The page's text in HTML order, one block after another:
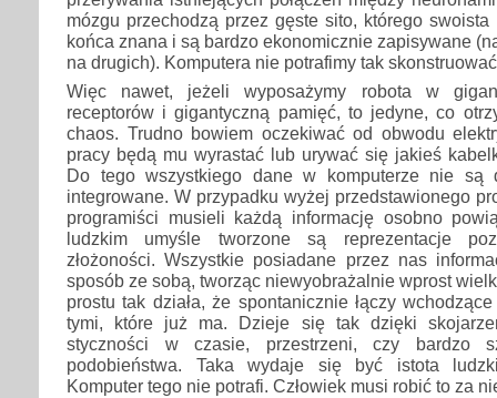
mózgu przechodzą przez gęste sito, którego
końca znana i są bardzo ekonomicznie zapisywane
na drugich). Komputera nie potrafimy tak
Więc nawet, jeżeli wyposażymy robota w
receptorów i gigantyczną pamięć, to jedyne, co
chaos. Trudno bowiem oczekiwać od obwodu
pracy będą mu wyrastać lub urywać się jakieś
Do tego wszystkiego dane w komputerze nie są
integrowane. W przypadku wyżej przedstawionego
programiści musieli każdą informację osobno
ludzkim umyśle tworzone są reprezentacje
złożoności. Wszystkie posiadane przez nas
sposób ze sobą, tworząc niewyobrażalnie wprost
prostu tak działa, że spontanicznie łączy
tymi, które już ma. Dzieje się tak dzięki
styczności w czasie, przestrzeni, czy bardzo
podobieństwa. Taka wydaje się być istota
Komputer tego nie potrafi. Człowiek musi robić to za